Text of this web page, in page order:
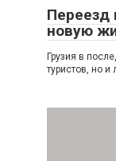
Переезд
новую
Грузия в
туристов, но